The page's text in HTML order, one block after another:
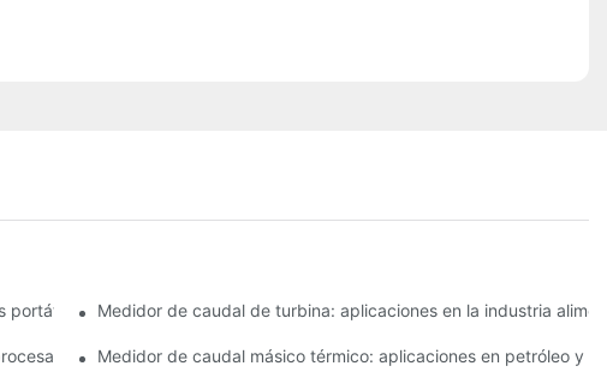
portátiles en el trabajo de campo
Medidor de caudal de turbina: aplicaciones en la industria
químico
Medidor de caudal másico térmico: aplicaciones en petróleo y